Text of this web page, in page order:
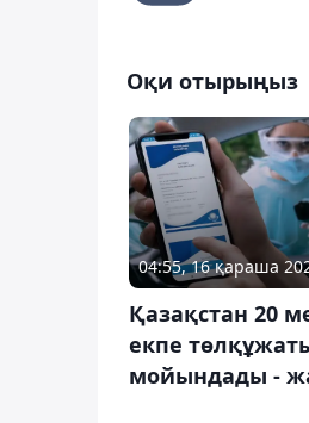
Оқи отырыңыз
04:55, 16 қараша
Қазақстан 20
екпе
мойындады -